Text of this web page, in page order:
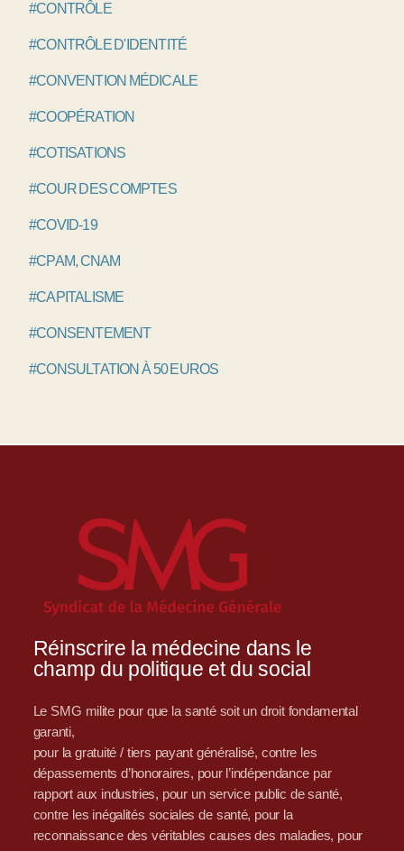
#CONTRÔLE
#CONTRÔLE D'IDENTITÉ
#CONVENTION MÉDICALE
#COOPÉRATION
#COTISATIONS
#COUR DES COMPTES
#COVID-19
#CPAM, CNAM
#CAPITALISME
#CONSENTEMENT
#CONSULTATION À 50 EUROS
Réinscrire la médecine dans le
champ du politique et du social
Le SMG milite pour que la santé soit un droit fondamental
garanti,
pour la gratuité / tiers payant généralisé, contre les
dépassements d’honoraires, pour l’indépendance par
rapport aux industries, pour un service public de santé,
contre les inégalités sociales de santé, pour la
reconnaissance des véritables causes des maladies, pour